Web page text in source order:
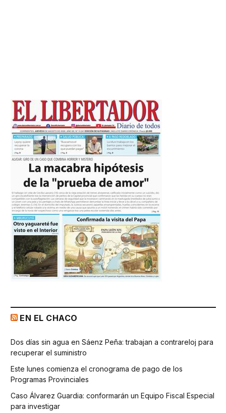
EN EL CHACO
Dos días sin agua en Sáenz Peña: trabajan a contrareloj para
recuperar el suministro
Este lunes comienza el cronograma de pago de los
Programas Provinciales
Caso Álvarez Guardia: conformarán un Equipo Fiscal Especial
para investigar